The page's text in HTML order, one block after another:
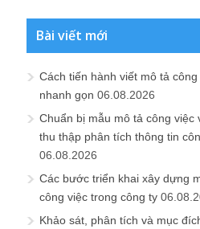
Bài viết mới
Cách tiến hành viết mô tả công
nhanh gọn 06.08.2026
Chuẩn bị mẫu mô tả công việc
thu thập phân tích thông tin
06.08.2026
Các bước triển khai xây dựng
công việc trong công ty
Khảo sát, phân tích và mục